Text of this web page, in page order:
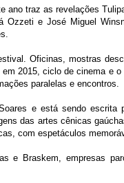
traz as revelações
e José Miguel
Oficinas, mostras
2015, ciclo de cinema e
paralelas e encontros.
e está sendo
das artes cênicas
com espetáculos
e Braskem, empresas